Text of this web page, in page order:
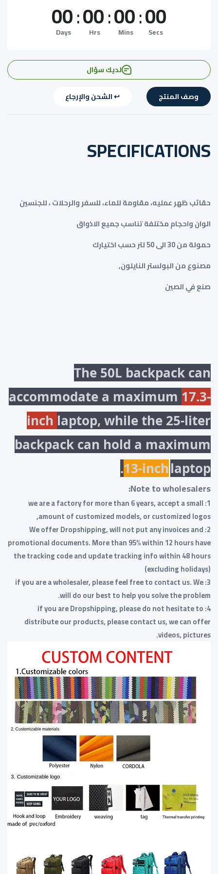
00:00:00:00
Days Hrs Mins Secs
لديك سؤال
وصف المنتج ↩️ الشحن والإرجاع
SPECIFICATIONS
حقائب ظهر عمليه، مقاومة للماء، للسفر والرحلات ، للجنسين
الوان واحجام مختلفة تناسب جميع الاذواق
حمولة من 30 الى 50 لتر حسب اختيارك
مصنوع من البولستر النايلون,
صنع في الصين
The 50L backpack can
accommodate a maximum 17.3-
inch laptop, while the 25-liter
backpack can hold a maximum
13-inchlaptop.
Note to wholesalers:
1: we are a factory for more than 6 years, accept a small
amount of customized models, or customized logos,
2: We offer Dropshipping, will not put any invoices and
promotional documents. More than 95% within 12 hours have
the tracking code and update tracking info within 48 hours
(excluding holidays)
3: if you are a wholesaler, please feel free to contact us. We
will do our best to help you solve the problem.
4: if you are Dropshipping, please do not hesitate to
distribute our products, please contact us, we can offer
videos, pictures.